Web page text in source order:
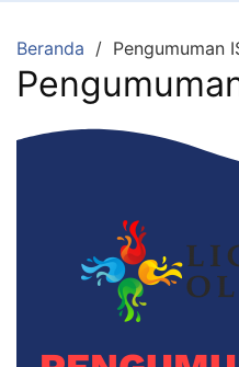
Beranda Pengumuman